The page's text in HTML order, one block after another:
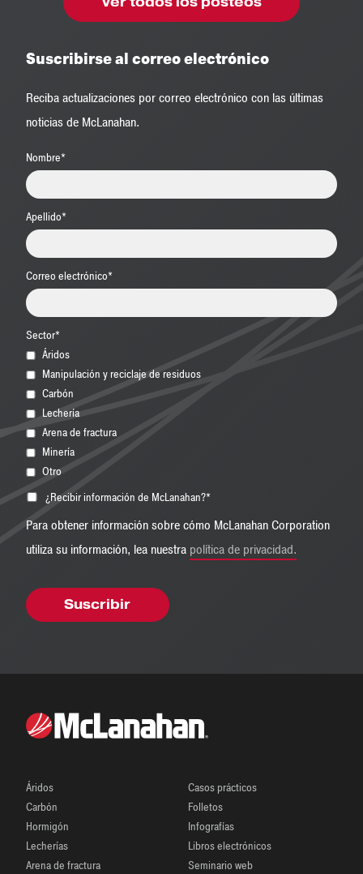
Suscribirse al correo electrónico
Reciba actualizaciones por correo electrónico con las últimas
noticias de McLanahan.
Nombre*
Apellido*
Correo electrónico*
Sector*
Áridos
Manipulación y reciclaje de residuos
Carbón
Lechería
Arena de fractura
Minería
Otro
¿Recibir información de McLanahan?*
Para obtener información sobre cómo McLanahan Corporation
utiliza su información, lea nuestra política de privacidad.
Áridos
Carbón
Hormigón
Lecherías
Arena de fractura
Casos prácticos
Folletos
Infografías
Libros electrónicos
Seminario web